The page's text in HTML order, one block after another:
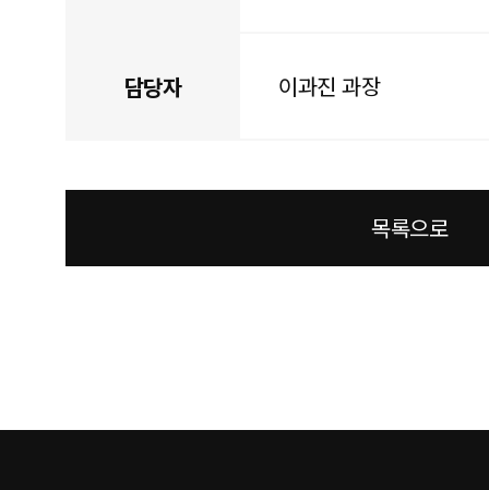
담당자 이과진 과장
목록으로